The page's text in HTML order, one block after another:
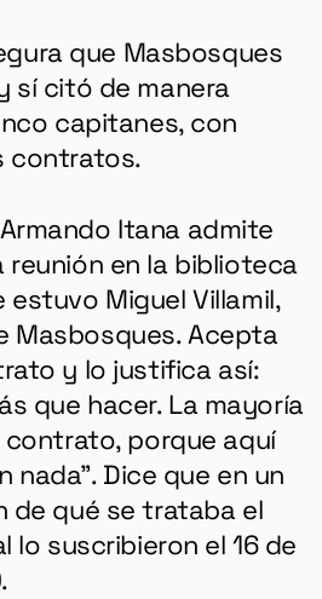
que Masbosques
sí citó de manera
capitanes, con
contratos.
Itana admite
reunión en la biblioteca
estuvo Miguel Villamil,
Masbosques. Acepta
y lo justifica así:
que hacer. La mayoría
contrato, porque aquí
Dice que en un
de qué se trataba el
lo suscribieron el 16 de